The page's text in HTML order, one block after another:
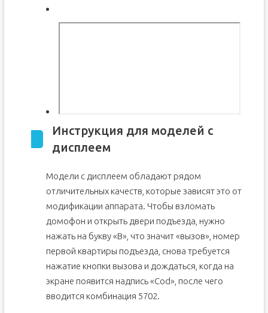
Инструкция для моделей с
дисплеем
Модели с дисплеем обладают рядом
отличительных качеств, которые зависят это от
модификации аппарата. Чтобы взломать
домофон и открыть двери подъезда, нужно
нажать на букву «В», что значит «вызов», номер
первой квартиры подъезда, снова требуется
нажатие кнопки вызова и дождаться, когда на
экране появится надпись «Соd», после чего
вводится комбинация 5702.